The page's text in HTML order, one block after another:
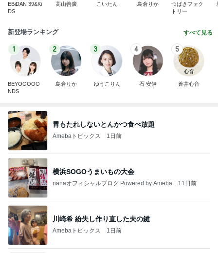
EBiDAN 39&Ki
DS
高山善廣 こいたん 島倉りか
つばきファク
トリー
新登場ランキング すべて見る
1
BEYOOOOO
NDS
2
島倉りか
3
ゆうこりん
4
石 安伊
5
蒼井心音
胃もたれしないとんかつ食べ放題
Amebaトピックス 1日前
横浜SOGOうまいもの大会
nanaオフィシャルブログ Powered by Ameba 11日前
川崎希 紛失し作り直した夫の鍵
Amebaトピックス 1日前